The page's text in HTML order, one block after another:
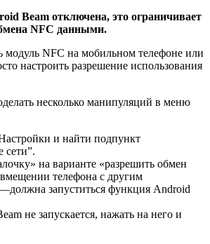
Beam отключена, это ограничивает
NFC данными.
модуль NFC на мобильном телефоне или
настроить разрешение использования
несколько манипуляций в меню
и найти подпункт
сети”.
на варианте «разрешить обмен
телефона с другим
запуститься функция Android
не запускается, нажать на него и